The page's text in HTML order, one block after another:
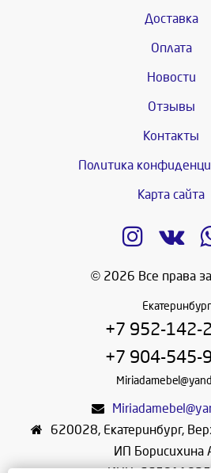
Доставка
Оплата
Новости
Отзывы
Контакты
Политика
Карта сайта
© 2026 Все права
Екатеринбург
+7 952-142-
+7 904-545-
620028, Екатеринбург,
ИП Борисихина